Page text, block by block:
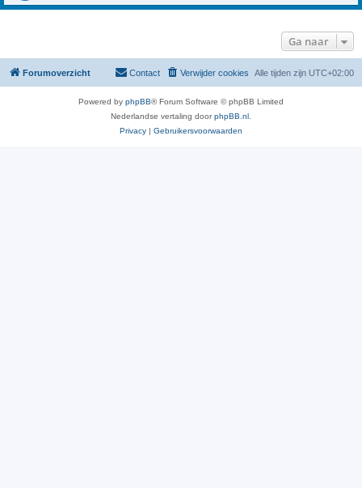
Ga naar
Forumoverzicht Alle tijden zijn UTC+02:00
Verwijder cookies
Contact
Powered by phpBB® Forum Software © phpBB Limited
Nederlandse vertaling doorphpBB.nl
Privacy | Gebruikersvoorwaarden